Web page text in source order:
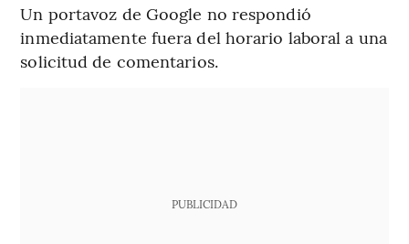
Un portavoz de Google no respondió
inmediatamente fuera del horario laboral a una
solicitud de comentarios.
PUBLICIDAD